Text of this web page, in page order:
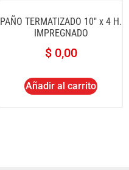
PAÑO TERMATIZADO 10″ x 4 H.
IMPREGNADO
$0,00
Añadir al carrito